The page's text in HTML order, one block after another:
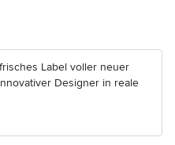
von 5 Sternen
Label voller neuer
Designer in reale